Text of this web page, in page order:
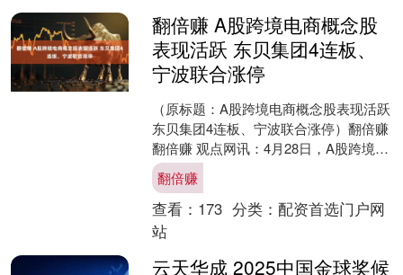
翻倍赚 A股跨境电商概念股
表现活跃 东贝集团4连板、
宁波联合涨停
（原标题：A股跨境电商概念股表现活跃
东贝集团4连板、宁波联合涨停）翻倍赚
翻倍赚 观点网讯：4月28日，A股跨境电
商概念股表现活跃，东贝集团4连板，宁
波联合涨停....
翻倍赚
查看： 173 分类： 配资首选门户网
站
云天华成 2025中国金球奖候